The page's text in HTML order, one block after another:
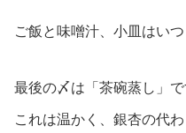
ご飯と味噌汁、小皿はい
最後の〆は「茶碗蒸し」で
これは温かく、銀杏の代